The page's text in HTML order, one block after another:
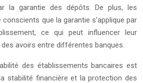
la garantie des dépôts. De plus, les
que la garantie s’applique par
ce qui peut influencer leur
avoirs entre différentes banques.
des établissements bancaires est
stabilité financière et la protection des